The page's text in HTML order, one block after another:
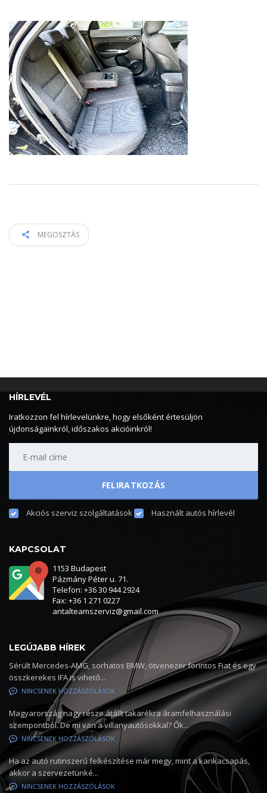
MEGOSZTÁS
HÍRLEVÉL
Iratkozzon fel hírlevelünkre, hogy elsőként értesüljön
újdonságainkról, időszakos akcióinkról!
Akciós szerviz szolgáltatások Használt autós hírlevél
KAPCSOLAT
1153 Budapest
Pázmány Péter u. 71.
Telefon: +36 30 944 2924
Fax: +36 1 271 0227
antalteamszerviz@gmail.com
LEGÚJABB HÍREK
Sérült Mercedes-AMG, sorhatos BMW, ötvenezer forintos Fiat és egy
összkerekes IFA is vihető...
NINCSENEK HOZZÁSZÓLÁSOK
Magyarország nagy része átállt takarékra áramfelhasználási
szempontból. De mi van a villanyautósokkal? Ők...
NINCSENEK HOZZÁSZÓLÁSOK
Ha az autó rutinszerű felkészítése már megy, mint a karikacsapás,
akkor a szervezetünké...
NINCSENEK HOZZÁSZÓLÁSOK